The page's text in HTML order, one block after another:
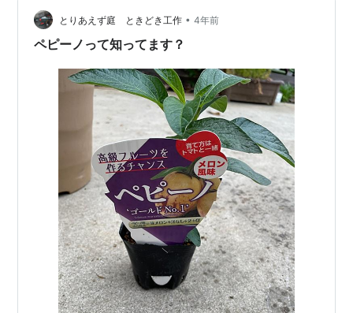
のびわの実ができています。 鳥に取られないように、ネ
ットや袋で保護してあるのをよく見かけます。 僕は、自
とりあえず庭 ときどき工作 • 4年前
ペピーノって知ってます？